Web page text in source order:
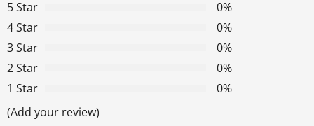
i
g
a
t
5 Star
0%
4 Star
0%
3 Star
0%
2 Star
0%
1 Star
0%
(Add your review)